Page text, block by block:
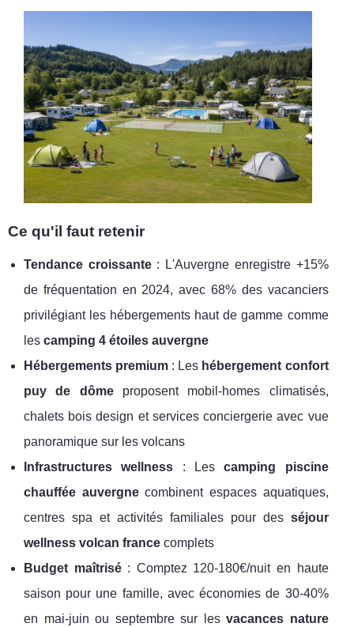
Ce qu'il faut retenir
Tendance croissante: L'Auvergne enregistre +15%
de fréquentation en 2024, avec 68% des vacanciers
privilégiant les hébergements haut de gamme comme
les camping 4 étoiles auvergne
Hébergements premium : Les hébergement confort
puy de dômeproposent mobil-homes climatisés,
chalets bois design et services conciergerie avec vue
panoramique sur les volcans
Infrastructures wellness : Lescamping piscine
chauffée auvergnecombinent espaces aquatiques,
centres spa et activités familiales pour des séjour
wellness volcan france complets
Budget maîtrisé: Comptez 120-180€/nuit en haute
saison pour une famille, avec économies de 30-40%
en mai-juin ou septembre sur lesvacances nature